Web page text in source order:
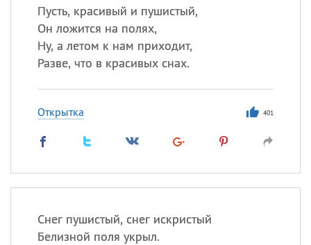
Пусть, красивый и пушистый,
Он ложится на полях,
Ну, а летом к нам приходит,
Разве, что в красивых снах.
Открытка 401
Снег пушистый, снег искристый
Белизной поля укрыл.